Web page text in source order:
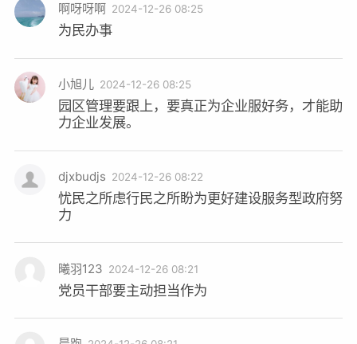
啊呀呀啊 2024-12-26 08:25
为民办事
小旭儿 2024-12-26 08:25
园区管理要跟上，要真正为企业服好务，才能助
力企业发展。
djxbudjs 2024-12-26 08:22
忧民之所虑行民之所盼为更好建设服务型政府努
力
曦羽123 2024-12-26 08:21
党员干部要主动担当作为